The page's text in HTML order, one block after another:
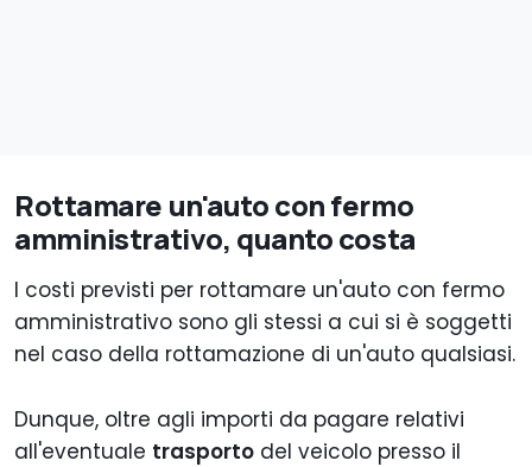
Rottamare un'auto con fermo
amministrativo, quanto costa
I costi previsti per rottamare un'auto con fermo
amministrativo sono gli stessi a cui si è soggetti
nel caso della rottamazione di un'auto qualsiasi.
Dunque, oltre agli importi da pagare relativi
all'eventuale trasporto del veicolo presso il